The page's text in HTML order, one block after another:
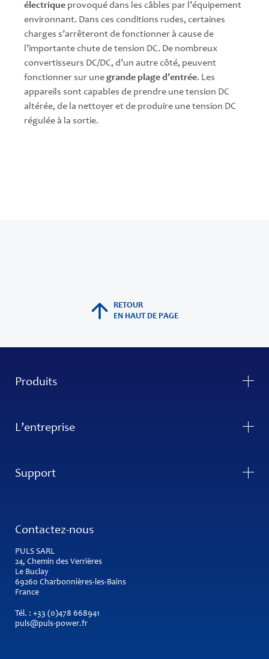
électrique provoqué dans les câbles par l’équipement
environnant. Dans ces conditions rudes, certaines
charges s’arrêteront de fonctionner à cause de
l’importante chute de tension DC. De nombreux
convertisseurs DC/DC, d’un autre côté, peuvent
fonctionner sur unegrande plage d’entrée. Les
appareils sont capables de prendre une tension DC
altérée, de la nettoyer et de produire une tension DC
régulée à la sortie.
RETOUR
EN HAUT DE PAGE
Produits
L’entreprise
Support
Contactez-nous
PULS SARL
24, Chemin des Verrières
Le Buclay
69260 Charbonnières-les-Bains
France
Tél. : +33 (0)478 668941
puls@puls-power.fr